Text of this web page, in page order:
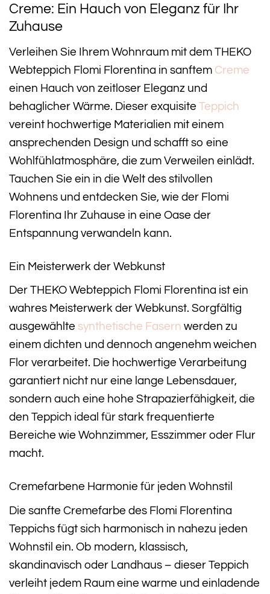
Creme: Ein Hauch von Eleganz für Ihr
Zuhause
Verleihen Sie Ihrem Wohnraum mit dem THEKO
Webteppich Flomi Florentina in sanftem Creme
einen Hauch von zeitloser Eleganz und
behaglicher Wärme. Dieser exquisite Teppich
vereint hochwertige Materialien mit einem
ansprechenden Design und schafft so eine
Wohlfühlatmosphäre, die zum Verweilen einlädt.
Tauchen Sie ein in die Welt des stilvollen
Wohnens und entdecken Sie, wie der Flomi
Florentina Ihr Zuhause in eine Oase der
Entspannung verwandeln kann.
Ein Meisterwerk der Webkunst
Der THEKO Webteppich Flomi Florentina ist ein
wahres Meisterwerk der Webkunst. Sorgfältig
ausgewählte synthetische Fasern werden zu
einem dichten und dennoch angenehm weichen
Flor verarbeitet. Die hochwertige Verarbeitung
garantiert nicht nur eine lange Lebensdauer,
sondern auch eine hohe Strapazierfähigkeit, die
den Teppich ideal für stark frequentierte
Bereiche wie Wohnzimmer, Esszimmer oder Flur
macht.
Cremefarbene Harmonie für jeden Wohnstil
Die sanfte Cremefarbe des Flomi Florentina
Teppichs fügt sich harmonisch in nahezu jeden
Wohnstil ein. Ob modern, klassisch,
skandinavisch oder Landhaus – dieser Teppich
verleiht jedem Raum eine warme und einladende